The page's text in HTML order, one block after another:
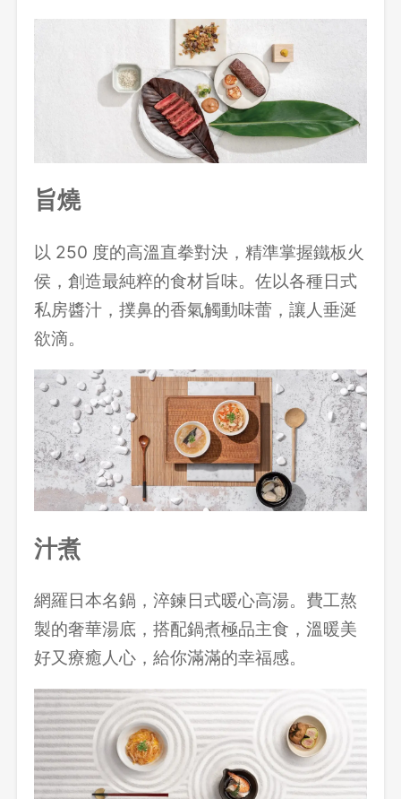
旨燒
以 250 度的高溫直拳對決，精準掌握鐵板火
侯，創造最純粹的食材旨味。佐以各種日式
私房醬汁，撲鼻的香氣觸動味蕾，讓人垂涎
欲滴。
汁煮
網羅日本名鍋，淬鍊日式暖心高湯。費工熬
製的奢華湯底，搭配鍋煮極品主食，溫暖美
好又療癒人心，給你滿滿的幸福感。